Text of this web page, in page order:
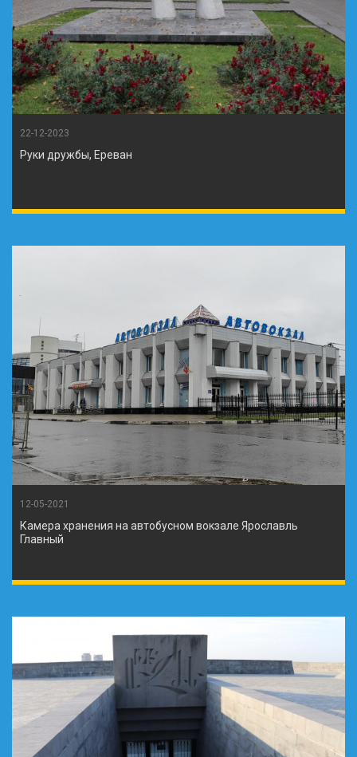
22-12-2023
Руки дружбы, Ереван
12-05-2021
Камера хранения на автобусном вокзале Ярославль
Главный